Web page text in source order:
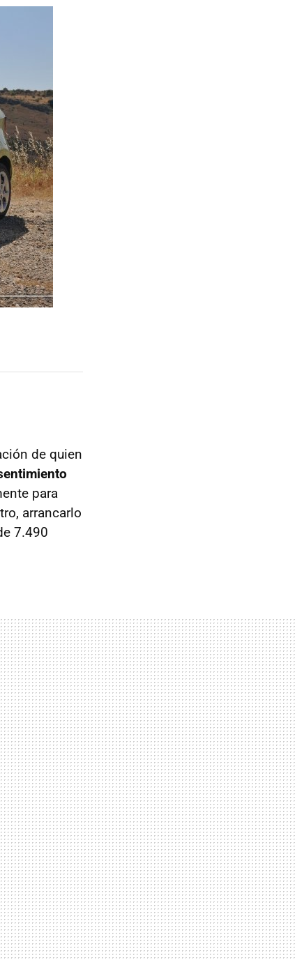
de quien
para
arrancarlo
7.490